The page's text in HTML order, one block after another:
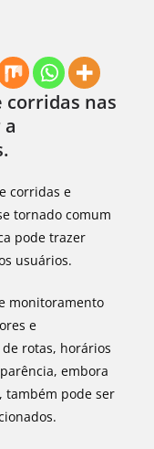
nas
corridas e
tornado comum
pode trazer
usuários.
monitoramento
e
rotas, horários
embora
também pode ser